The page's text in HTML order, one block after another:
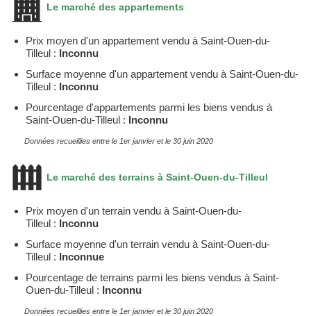
Le marché des appartements
Prix moyen d'un appartement vendu à Saint-Ouen-du-
Tilleul : Inconnu
Surface moyenne d'un appartement vendu à Saint-Ouen-du-
Tilleul : Inconnu
Pourcentage d'appartements parmi les biens vendus à
Saint-Ouen-du-Tilleul : Inconnu
Données recueillies entre le 1er janvier et le 30 juin 2020
Le marché des terrains à Saint-Ouen-du-Tilleul
Prix moyen d'un terrain vendu à Saint-Ouen-du-
Tilleul : Inconnu
Surface moyenne d'un terrain vendu à Saint-Ouen-du-
Tilleul : Inconnue
Pourcentage de terrains parmi les biens vendus à Saint-
Ouen-du-Tilleul : Inconnu
Données recueillies entre le 1er janvier et le 30 juin 2020